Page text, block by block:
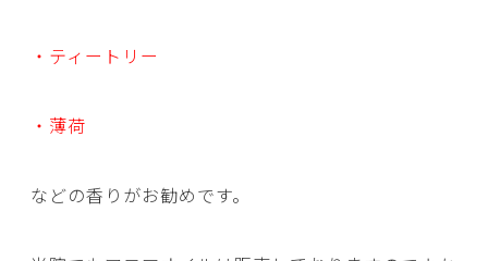
・ティートリー
・薄荷
などの香りがお勧めです。